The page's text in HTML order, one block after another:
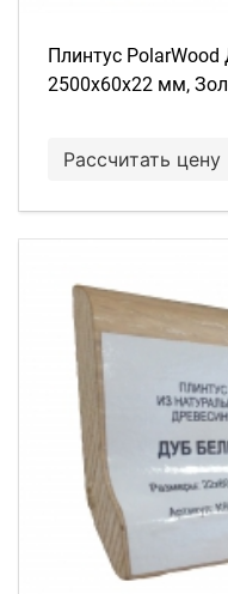
Плинтус
2500х60х22 мм,
Рассчитать цену